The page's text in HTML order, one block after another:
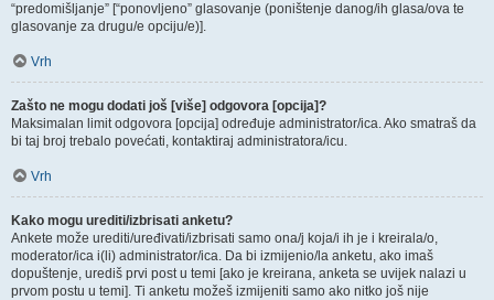
“predomišljanje” [“ponovljeno” glasovanje (poništenje danog/ih glasa/ova te
glasovanje za drugu/e opciju/e)].
Vrh
Zašto ne mogu dodati još [više] odgovora [opcija]?
Maksimalan limit odgovora [opcija] određuje administrator/ica. Ako smatraš da
bi taj broj trebalo povećati, kontaktiraj administratora/icu.
Vrh
Kako mogu urediti/izbrisati anketu?
Ankete može urediti/uređivati/izbrisati samo ona/j koja/i ih je i kreirala/o,
moderator/ica i(li) administrator/ica. Da bi izmijenio/la anketu, ako imaš
dopuštenje, urediš prvi post u temi [ako je kreirana, anketa se uvijek nalazi u
prvom postu u temi]. Ti anketu možeš izmijeniti samo ako nitko još nije